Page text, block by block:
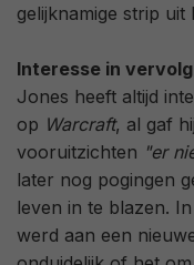
gelijknamige strip
Interesse in vervolg
Jones heeft altijd
op Warcraft, al gaf
vooruitzichten "er
later nog pogingen
leven in te blazen.
werd aan een